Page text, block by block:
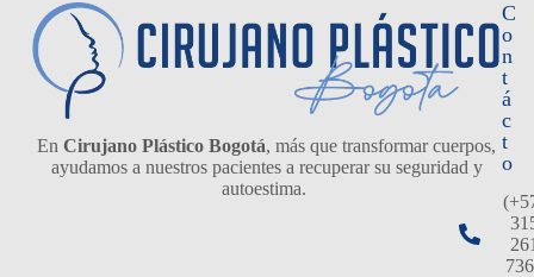
En Cirujano Plástico Bogotá, más que transformar cuerpos,
ayudamos a nuestros pacientes a recuperar su seguridad y
autoestima.
C
o
n
t
á
c
t
o